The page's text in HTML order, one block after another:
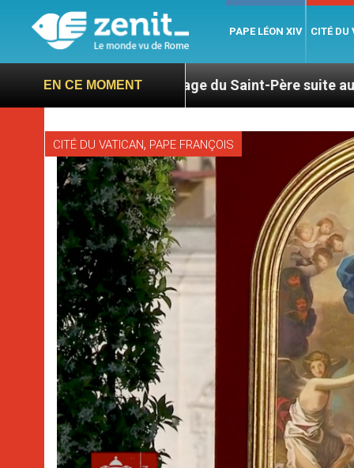
PAPE LÉON XIV CITÉ DU
EN CE MOMENT
Hommage du Saint-Père suite au décès du cardinal
CITÉ DU VATICAN, PAPE FRANÇOIS